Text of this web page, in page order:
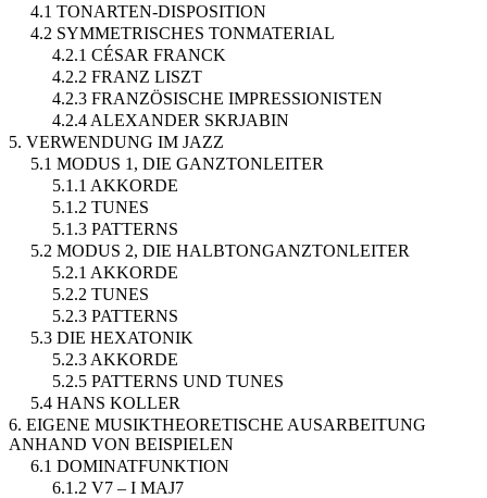
4.1 TONARTEN-DISPOSITION
4.2 SYMMETRISCHES TONMATERIAL
4.2.1 CÉSAR FRANCK
4.2.2 FRANZ LISZT
4.2.3 FRANZÖSISCHE IMPRESSIONISTEN
4.2.4 ALEXANDER SKRJABIN
5. VERWENDUNG IM JAZZ
5.1 MODUS 1, DIE GANZTONLEITER
5.1.1 AKKORDE
5.1.2 TUNES
5.1.3 PATTERNS
5.2 MODUS 2, DIE HALBTONGANZTONLEITER
5.2.1 AKKORDE
5.2.2 TUNES
5.2.3 PATTERNS
5.3 DIE HEXATONIK
5.2.3 AKKORDE
5.2.5 PATTERNS UND TUNES
5.4 HANS KOLLER
6. EIGENE MUSIKTHEORETISCHE AUSARBEITUNG
ANHAND VON BEISPIELEN
6.1 DOMINATFUNKTION
6.1.2 V7 – I MAJ7